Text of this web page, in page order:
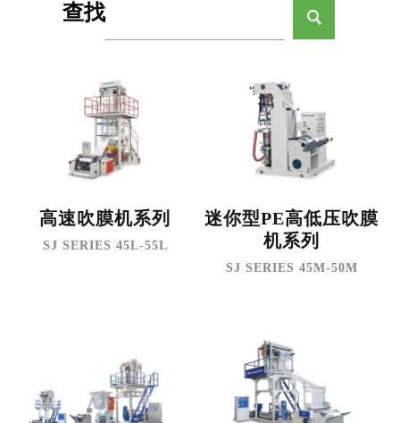
查找
高速吹膜机系列
SJ SERIES 45L-55L
迷你型PE高低压吹膜
机系列
SJ SERIES 45M-50M